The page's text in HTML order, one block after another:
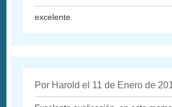
excelente.
Por Harold el 11 de Enero de